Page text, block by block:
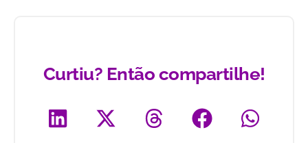
Curtiu? Então compartilhe!